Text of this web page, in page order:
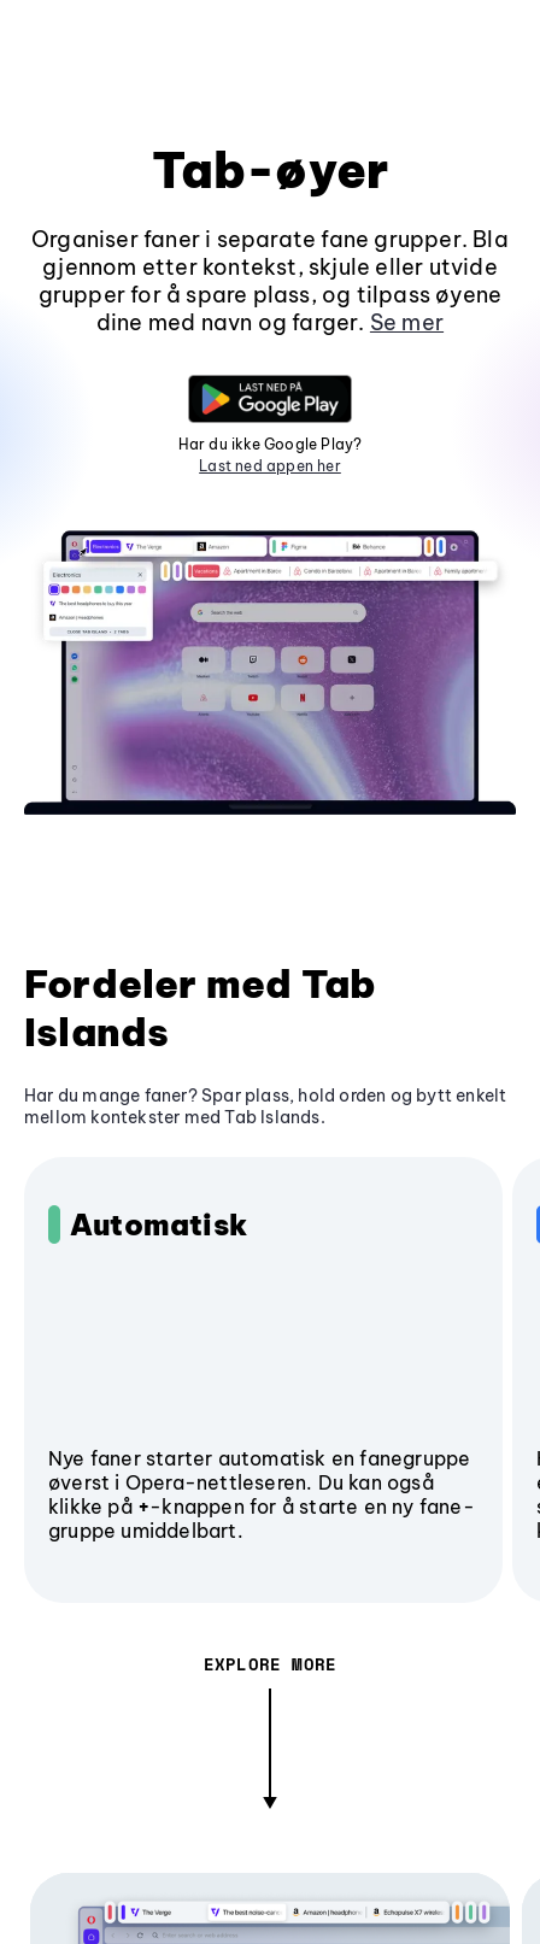
Tab-øyer
Organiser faner i separate fane grupper. Bla
gjennom etter kontekst, skjule eller utvide
grupper for å spare plass, og tilpass øyene
dine med navn og farger. Se mer
Har du ikke Google Play?
Last ned appen her
Fordeler med Tab
Islands
Har du mange faner? Spar plass, hold orden og bytt enkelt
mellom kontekster med Tab Islands.
Automatisk
Nye faner starter automatisk en fanegruppe
øverst i Opera-nettleseren. Du kan også
klikke på +-knappen for å starte en ny fane-
gruppe umiddelbart.
EXPLORE MORE